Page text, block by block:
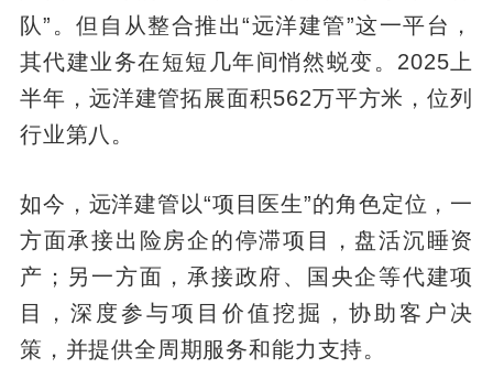
队”。但自从整合推出“远洋建管”这一平台，
其代建业务在短短几年间悄然蜕变。2025上
半年，远洋建管拓展面积562万平方米，位列
行业第八。
如今，远洋建管以“项目医生”的角色定位，一
方面承接出险房企的停滞项目，盘活沉睡资
产；另一方面，承接政府、国央企等代建项
目，深度参与项目价值挖掘，协助客户决
策，并提供全周期服务和能力支持。